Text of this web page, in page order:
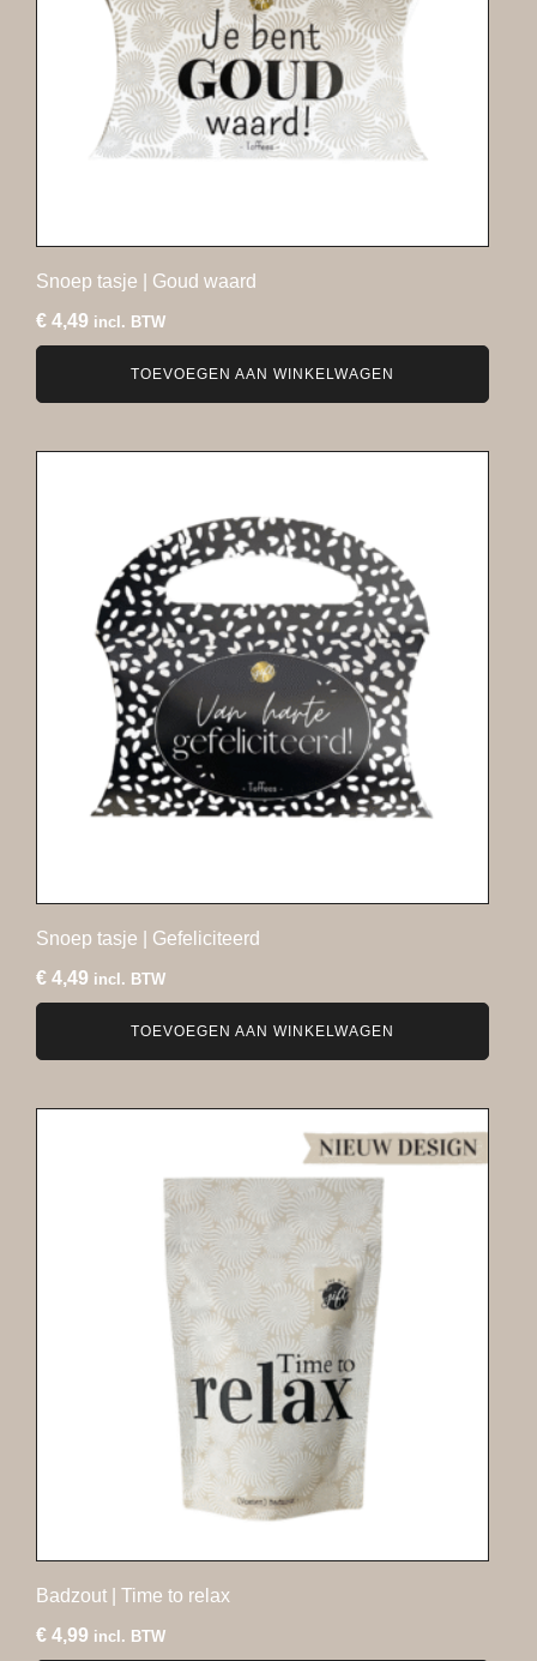
Snoep tasje | Goud waard
€ 4,49 incl. BTW
TOEVOEGEN AAN WINKELWAGEN
Snoep tasje | Gefeliciteerd
€ 4,49 incl. BTW
TOEVOEGEN AAN WINKELWAGEN
Badzout | Time to relax
€ 4,99 incl. BTW